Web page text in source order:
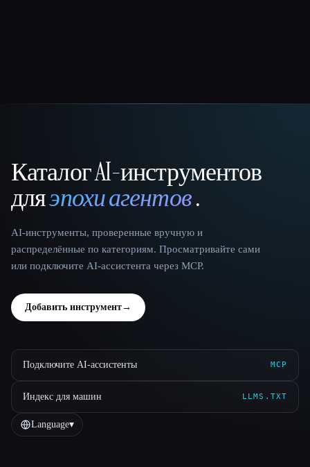
That AI Collection
Каталог AI-инструментов
дляэпохи агентов.
AI-инструменты, проверенные вручную и
распределённые по категориям. Просматривайте сами
или подключите AI-ассистента через MCP.
Добавить инструмент→
Подключите AI-ассистенты MCP
Индекс для машин LLMS.TXT
Language▾